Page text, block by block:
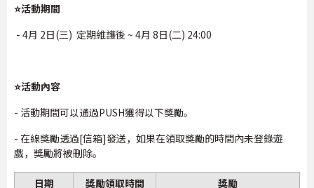
⭐活動期間
- 4月 2日(三) 定期維護後 ~ 4月 8日(二) 24:00
⭐活動內容
- 活動期間可以通過PUSH獲得以下獎勵。
- 在線獎勵透過[信箱]發送，如果在領取獎勵的時間內未登錄遊
戲，獎勵將被刪除。
日期 獎勵領取時間 獎勵